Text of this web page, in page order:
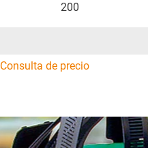
200
Consulta de precio